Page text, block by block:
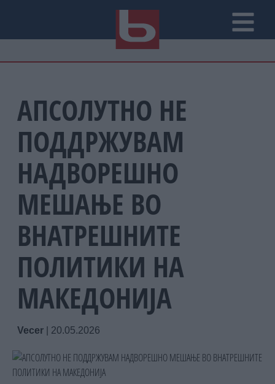
АПСОЛУТНО НЕ
ПОДДРЖУВАМ
НАДВОРЕШНО
МЕШАЊЕ ВО
ВНАТРЕШНИТЕ
ПОЛИТИКИ НА
МАКЕДОНИЈА
Vecer 20.05.2026